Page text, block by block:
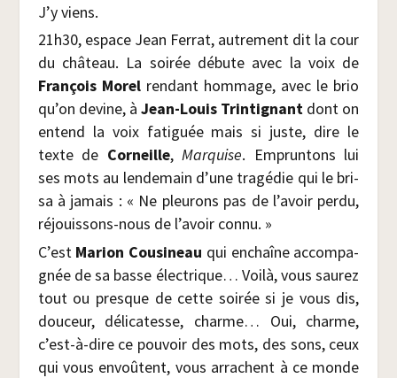
J’y viens.
21h30, espace Jean Fer­rat, autre­ment dit la cour
du châ­teau. La soi­rée débute avec la voix de
Fran­çois Morelren­dant hom­mage, avec le brio
qu’on devine, à Jean-Louis Trin­ti­gnant dont on
entend la voix fati­guée mais si juste, dire le
texte de Cor­neille,Mar­quise. Emprun­tons lui
ses mots au len­de­main d’une tra­gé­die qui le bri­
sa à jamais : « Ne pleu­rons pas de l’avoir per­du,
réjouis­sons-nous de l’avoir connu. »
C’est Marion Cou­si­neau qui enchaîne accom­pa­
gnée de sa basse élec­trique… Voi­là, vous sau­rez
tout ou presque de cette soi­rée si je vous dis,
dou­ceur, déli­ca­tesse, charme… Oui, charme,
c’est-à-dire ce pou­voir des mots, des sons, ceux
qui vous envoûtent, vous arrachent à ce monde